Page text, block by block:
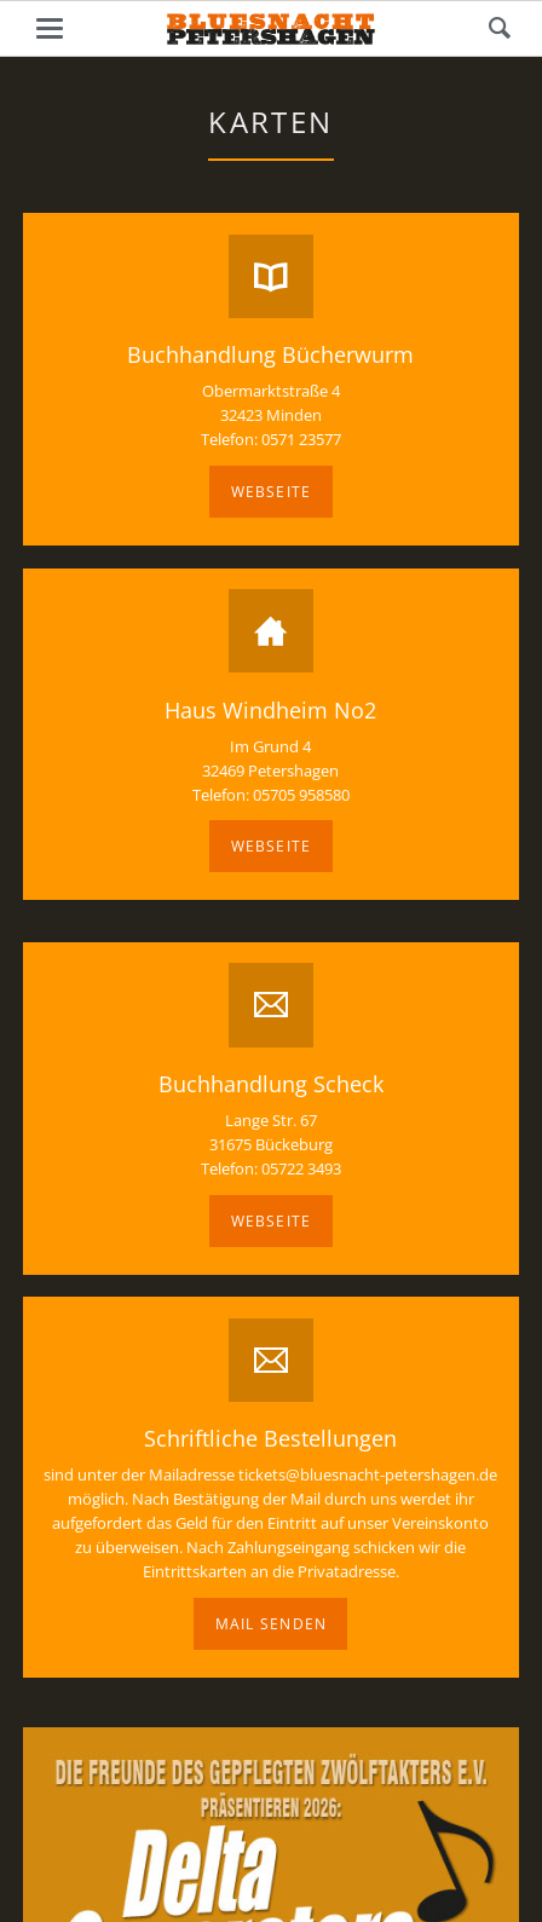
KARTEN
Buchhandlung Bücherwurm
Obermarktstraße 4
32423 Minden
Telefon: 0571 23577
WEBSEITE
Haus Windheim No2
Im Grund 4
32469 Petershagen
Telefon: 05705 958580
WEBSEITE
Buchhandlung Scheck
Lange Str. 67
31675 Bückeburg
Telefon: 05722 3493
WEBSEITE
Schriftliche Bestellungen
sind unter der Mailadresse tickets@bluesnacht-petershagen.de
möglich. Nach Bestätigung der Mail durch uns werdet ihr
aufgefordert das Geld für den Eintritt auf unser Vereinskonto
zu überweisen. Nach Zahlungseingang schicken wir die
Eintrittskarten an die Privatadresse.
MAIL SENDEN